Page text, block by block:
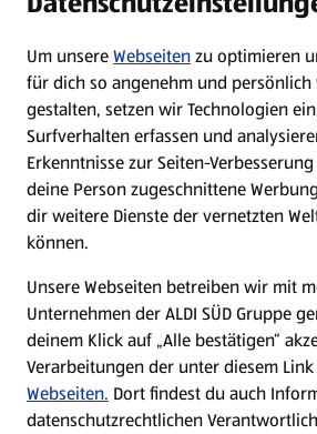
WhatsApp
Über ALDI SÜD
Filialen
Nachhaltigkeit
Karriere
Um unsereWebseitenzu optimieren
für dich so angenehm und
gestalten, setzen wir Technologien
Surfverhalten erfassen und
Erkenntnisse zur Seiten-
deine Person zugeschnittene
dir weitere Dienste der vernetzten
können.
Unsere Webseiten betreiben wir mit
Unternehmen der ALDI SÜD Gruppe
deinem Klick auf „Alle bestätigen“
Verarbeitungen der unter diesem
Webseiten. Dort findest du auch
datenschutzrechtlichen